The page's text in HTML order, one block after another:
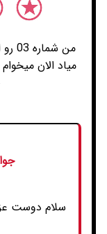
من
میاد الان
سلام دوست